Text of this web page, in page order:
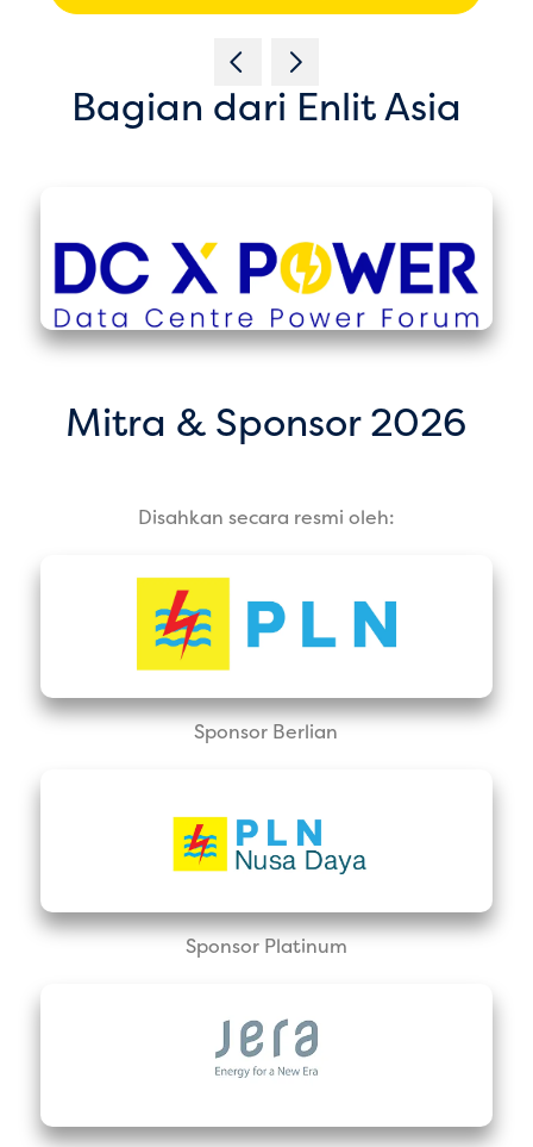
Bagian dari Enlit Asia
Mitra & Sponsor 2026
Disahkan secara resmi oleh:
Sponsor Berlian
Sponsor Platinum